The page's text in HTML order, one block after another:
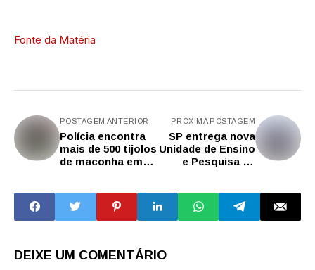
Fonte da Matéria
POSTAGEM ANTERIOR
Polícia encontra
mais de 500 tijolos
de maconha em
PRÓXIMA POSTAGEM
SP entrega nova
Unidade de Ensino
e Pesquisa da
DEIXE UM COMENTÁRIO